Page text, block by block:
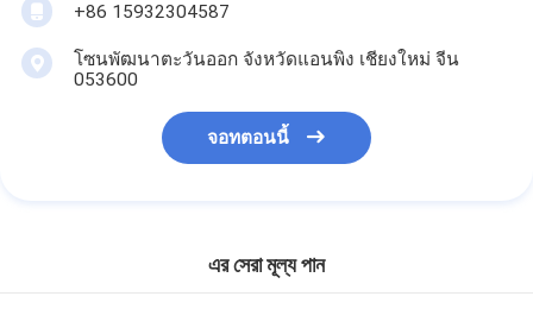
+86 15932304587
โซนพัฒนาตะวันออก จังหวัดแอนพิง เชียงใหม่ จีน
053600
จอทตอนนี้
এর সেরা মূল্য পান